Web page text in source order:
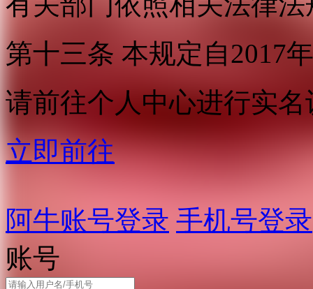
第十三条 本规定自2017
请前往个人中心进行实名
立即前往
阿牛账号登录 手机号登录
账号